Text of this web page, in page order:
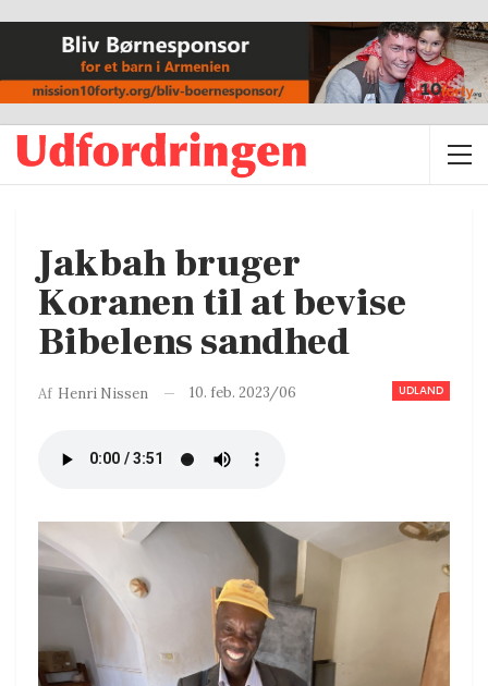
Jakbah bruger
Koranen til at bevise
Bibelens sandhed
UDLAND
Af Henri Nissen 10. feb. 2023/06